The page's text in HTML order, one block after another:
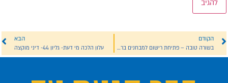
הקודם
בשורה טובה – פתיחת רישום למבחנים ברבנות מועד אב תשפ"ג
הבא
עלון הלכה מי דעת- גליון 44- דיני מוקצה